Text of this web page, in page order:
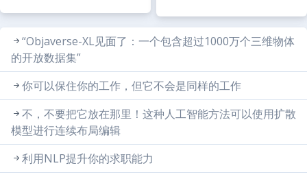
“Objaverse-XL见面了：一个包含超过1000万个三维物体
的开放数据集”
你可以保住你的工作，但它不会是同样的工作
不，不要把它放在那里！这种人工智能方法可以使用扩散
模型进行连续布局编辑
利用NLP提升你的求职能力